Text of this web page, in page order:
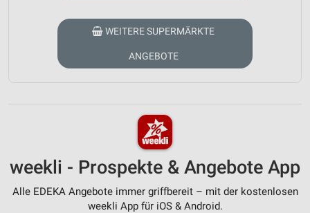
WEITERE SUPERMÄRKTE
ANGEBOTE
weekli - Prospekte & Angebote App
Alle EDEKA Angebote immer griffbereit – mit der kostenlosen
weekli App für iOS & Android.